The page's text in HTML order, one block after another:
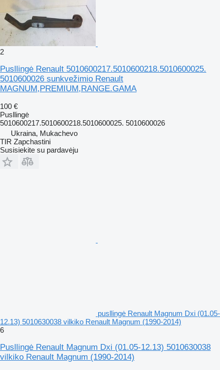
2
Pusllingė Renault 5010600217.5010600218.5010600025.
5010600026 sunkvežimio Renault
MAGNUM,PREMIUM,RANGE.GAMA
100 €
Pusllingė
5010600217.5010600218.5010600025. 5010600026
Ukraina, Mukachevo
TIR Zapchastini
Susisiekite su pardavėju
pusllingė Renault Magnum Dxi (01.05-
12.13) 5010630038 vilkiko Renault Magnum (1990-2014)
6
Pusllingė Renault Magnum Dxi (01.05-12.13) 5010630038
vilkiko Renault Magnum (1990-2014)